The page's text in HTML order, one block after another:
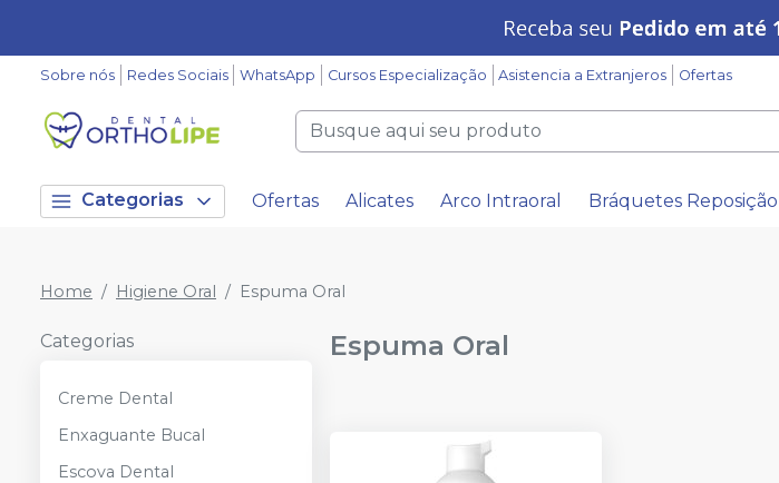
Sobre nós Redes Sociais WhatsApp Cursos Especialização Asistencia a Extranjeros Ofertas
Categorias Ofertas Alicates Arco Intraoral Bráquetes Reposição
Home Higiene Oral Espuma Oral
Categorias
Creme Dental
Enxaguante Bucal
Escova Dental
Espuma Oral